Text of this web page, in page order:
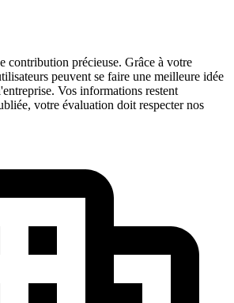
contribution précieuse. Grâce à votre
peuvent se faire une meilleure idée
Vos informations restent
votre évaluation doit respecter nos